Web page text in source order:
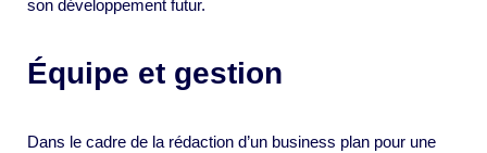
son développement futur.
Équipe et gestion
Dans le cadre de la rédaction d’un business plan pour une